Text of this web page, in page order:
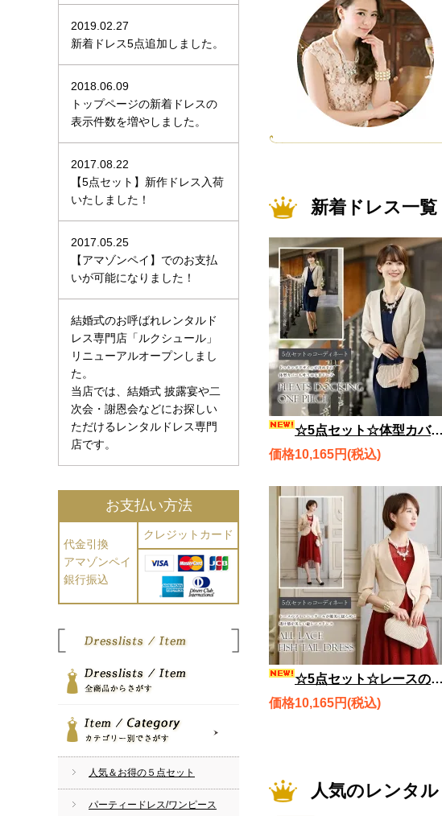
新着ドレス一覧
☆5点セット☆体型カバーも叶うゆる甘ドレス、プリーツドッキングワンピース、ラウンドペプラムボレロ、バッグ、ネックレス、ブレスレット rdset2130
価格10,165円(税込)
☆5点セット☆レースのフィッシュテールが優美に揺らめく、オールレースフィッシュテールドレス、スタイリッシュジャケット風ボレロ、バッグ、ネックレス、ブレスレット rdset2663
価格10,165円(税込)
人気のレンタ
2019.02.27
新着ドレス5点追加しました。
2018.06.09
トップページの新着ドレスの
表示件数を増やしました。
2017.08.22
【5点セット】新作ドレス入荷
いたしました！
2017.05.25
【アマゾンペイ】でのお支払
いが可能になりました！
結婚式のお呼ばれレンタルド
レス専門店「ルクシュール」
リニューアルオープンしまし
た。
当店では、結婚式 披露宴や二
次会・謝恩会などにお探しい
ただけるレンタルドレス専門
店です。
お支払い方法
代金引換
アマゾンペイ
銀行振込
クレジットカード
カテゴリー別でさがす
人気＆お得の５点セット
パーティードレス/ワンピース